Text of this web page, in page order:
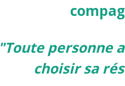
"Toute personne
choisir sa